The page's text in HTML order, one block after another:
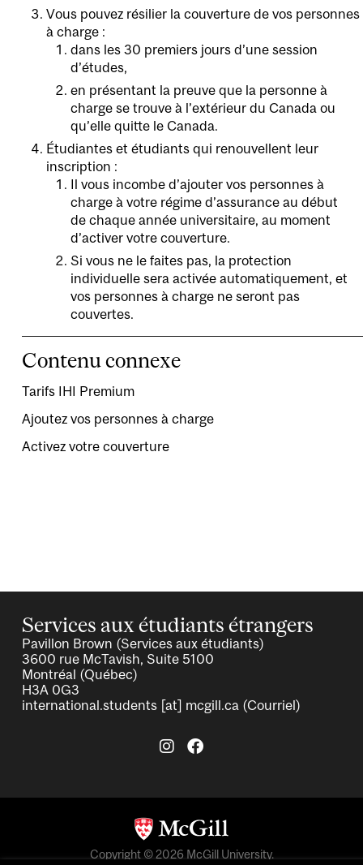
Vous pouvez résilier la couverture de vos personnes
à charge :
dans les 30 premiers jours d’une session
d’études,
en présentant la preuve que la personne à
charge se trouve à l’extérieur du Canada ou
qu’elle quitte le Canada.
Étudiantes et étudiants qui renouvellent leur
inscription :
Il vous incombe d’ajouter vos personnes à
charge à votre régime d’assurance au début
de chaque année universitaire, au moment
d’activer votre couverture.
Si vous ne le faites pas, la protection
individuelle sera activée automatiquement, et
vos personnes à charge ne seront pas
couvertes.
Contenu connexe
Tarifs IHI Premium
Ajoutez vos personnes à charge
Activez votre couverture
Services aux étudiants étrangers
Pavillon Brown (Services aux étudiants)
3600 rue McTavish, Suite 5100
Montréal (Québec)
H3A 0G3
international.students [at] mcgill.ca (Courriel)
Copyright © 2026 McGill University.